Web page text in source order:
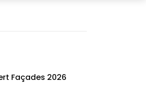
Façades 2026